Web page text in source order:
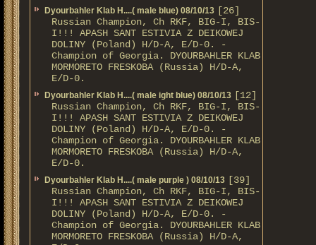
Dyourbahler Klab H....( male blue) 08/10/13 [26]
Russian Champion, Ch RKF, BIG-I, BIS-
I!!! APASH SANT ESTIVIA Z DEIKOWEJ
DOLINY (Poland) H/D-A, E/D-0. -
Champion of Georgia. DYOURBAHLER KLAB
MORMORETO FRESKOBA (Russia) H/D-A,
E/D-0.
Dyourbahler Klab H....( male ight blue) 08/10/13 [12]
Russian Champion, Ch RKF, BIG-I, BIS-
I!!! APASH SANT ESTIVIA Z DEIKOWEJ
DOLINY (Poland) H/D-A, E/D-0. -
Champion of Georgia. DYOURBAHLER KLAB
MORMORETO FRESKOBA (Russia) H/D-A,
E/D-0.
Dyourbahler Klab H....( male purple ) 08/10/13 [39]
Russian Champion, Ch RKF, BIG-I, BIS-
I!!! APASH SANT ESTIVIA Z DEIKOWEJ
DOLINY (Poland) H/D-A, E/D-0. -
Champion of Georgia. DYOURBAHLER KLAB
MORMORETO FRESKOBA (Russia) H/D-A,